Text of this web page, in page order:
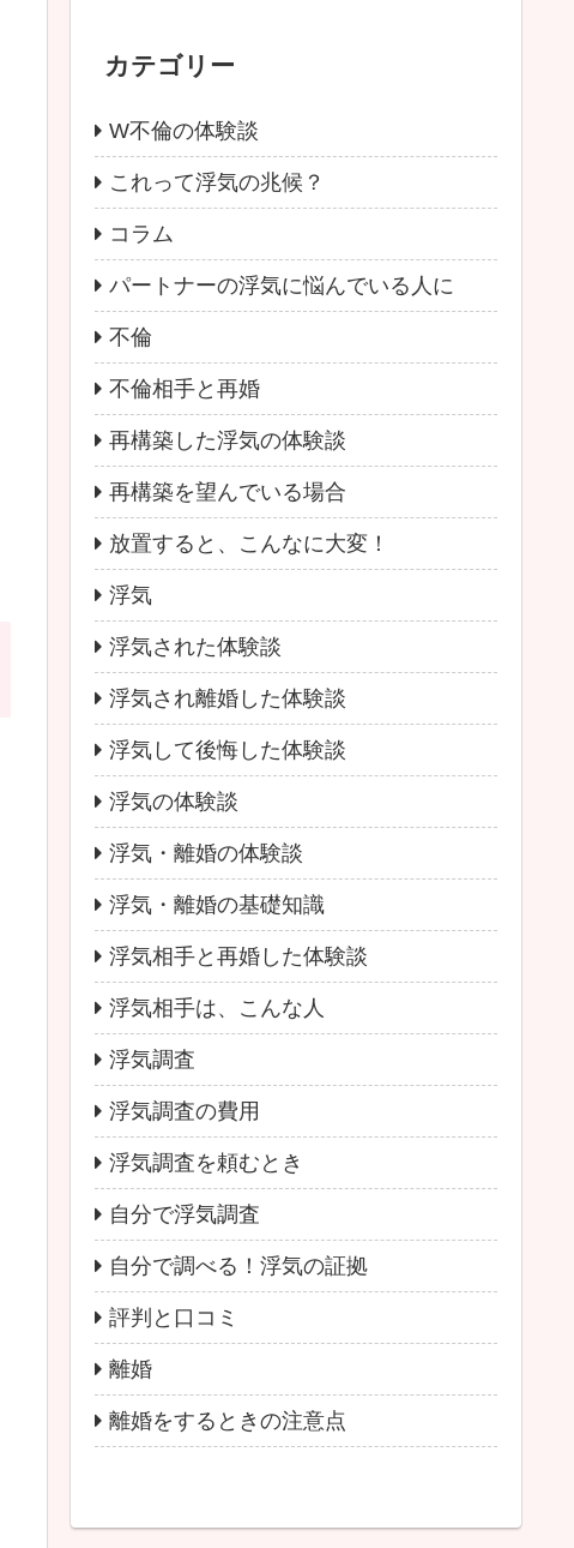
カテゴリー
W不倫の体験談
これって浮気の兆候？
コラム
パートナーの浮気に悩んでいる人に
不倫
不倫相手と再婚
再構築した浮気の体験談
再構築を望んでいる場合
放置すると、こんなに大変！
浮気
浮気された体験談
浮気され離婚した体験談
浮気して後悔した体験談
浮気の体験談
浮気・離婚の体験談
浮気・離婚の基礎知識
浮気相手と再婚した体験談
浮気相手は、こんな人
浮気調査
浮気調査の費用
浮気調査を頼むとき
自分で浮気調査
自分で調べる！浮気の証拠
評判と口コミ
離婚
離婚をするときの注意点